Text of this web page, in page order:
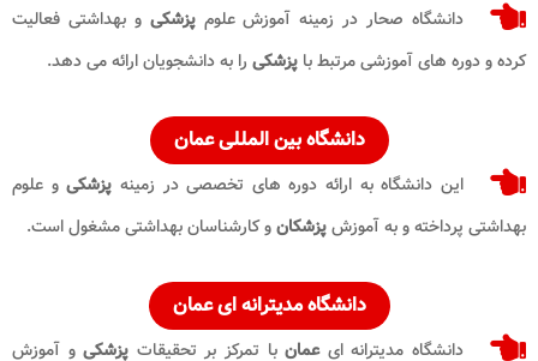
دانشگاه صحار در زمینه آموزش علومپزشکیو بهداشتی فعالیت
کرده و دوره های آموزشی مرتبط با پزشکی را به دانشجویان ارائه می دهد.
دانشگاه بین المللی عمان
این دانشگاه به ارائه دوره های تخصصی در زمینه پزشکیو علوم
بهداشتی پرداخته و به آموزشپزشکانو کارشناسان بهداشتی مشغول است.
دانشگاه مدیترانه ای عمان
دانشگاه مدیترانه ایعمانبا تمرکز بر تحقیقات پزشکیو آموزش